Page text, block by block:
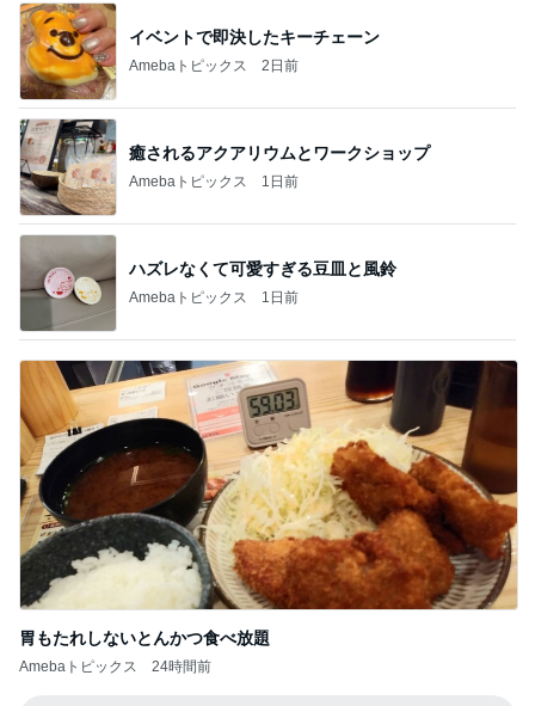
イベントで即決したキーチェーン
Amebaトピックス 2日前
癒されるアクアリウムとワークショップ
Amebaトピックス 1日前
ハズレなくて可愛すぎる豆皿と風鈴
Amebaトピックス 1日前
胃もたれしないとんかつ食べ放題
Amebaトピックス 24時間前